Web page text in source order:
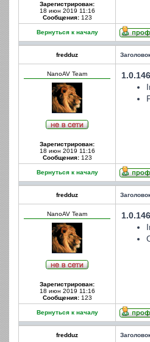
Зарегистрирован:
18 июн 2019 11:16
Сообщения:123
Вернуться к началу
fredduz
NanoAV Team
Зарегистрирован:
18 июн 2019 11:16
Сообщения:123
Вернуться к началу
fredduz
NanoAV Team
Зарегистрирован:
18 июн 2019 11:16
Сообщения:123
Вернуться к началу
fredduz